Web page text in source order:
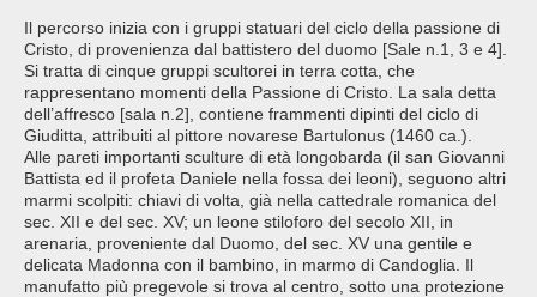
Il percorso inizia con i gruppi statuari del ciclo della passione di
Cristo, di provenienza dal battistero del duomo [Sale n.1, 3 e 4].
Si tratta di cinque gruppi scultorei in terra cotta, che
rappresentano momenti della Passione di Cristo. La sala detta
dell’affresco [sala n.2], contiene frammenti dipinti del ciclo di
Giuditta, attribuiti al pittore novarese Bartulonus (1460 ca.).
Alle pareti importanti sculture di età longobarda (il san Giovanni
Battista ed il profeta Daniele nella fossa dei leoni), seguono altri
marmi scolpiti: chiavi di volta, già nella cattedrale romanica del
sec. XII e del sec. XV; un leone stiloforo del secolo XII, in
arenaria, proveniente dal Duomo, del sec. XV una gentile e
delicata Madonna con il bambino, in marmo di Candoglia. Il
manufatto più pregevole si trova al centro, sotto una protezione